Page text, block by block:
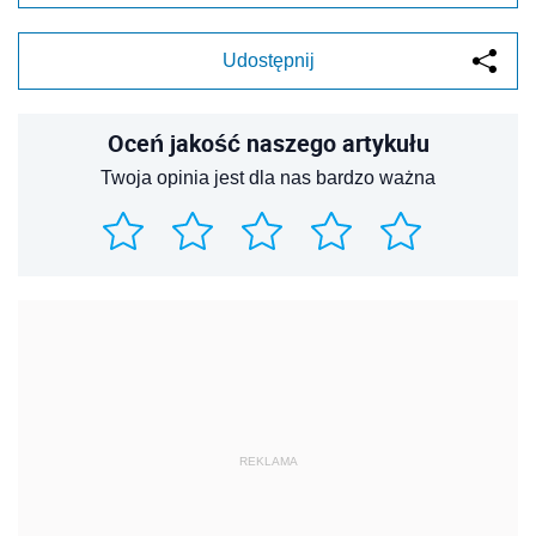
Udostępnij
Oceń jakość naszego artykułu
Twoja opinia jest dla nas bardzo ważna
REKLAMA